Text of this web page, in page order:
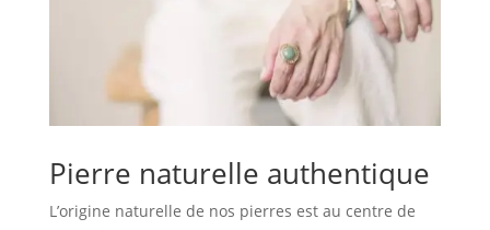
Pierre naturelle authentique
L’origine naturelle de nos pierres est au centre de